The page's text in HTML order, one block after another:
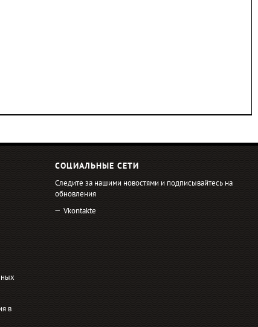
в
СОЦИАЛЬНЫЕ СЕТИ
Следите за нашими новостями и подписывайтесь на
обновления
Vkontakte